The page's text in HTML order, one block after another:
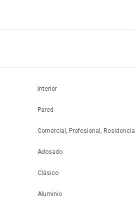
Interior
Pared
Comercial, Profesional, Residencial
Adosado
Clásico
Aluminio